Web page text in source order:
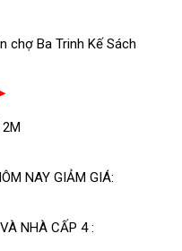
chợ Ba Trinh Kế Sách
NAY GIẢM GIÁ:
NHÀ CẤP 4 :